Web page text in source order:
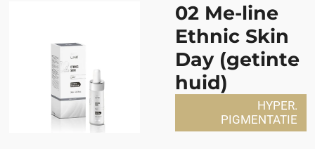
02 Me-line
Ethnic Skin
Day (getinte
huid)
HYPER.
PIGMENTATIE